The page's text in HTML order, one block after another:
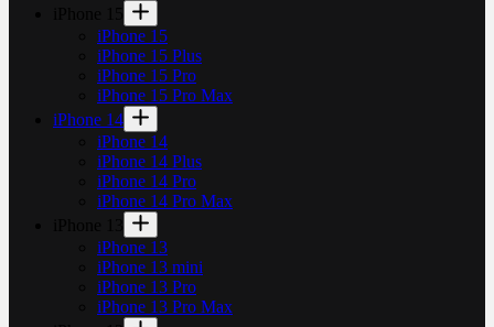
iPhone 15
iPhone 15 Plus
iPhone 15 Pro
iPhone 15 Pro Max
iPhone 14
iPhone 14
iPhone 14 Plus
iPhone 14 Pro
iPhone 14 Pro Max
iPhone 13
iPhone 13 mini
iPhone 13 Pro
iPhone 13 Pro Max